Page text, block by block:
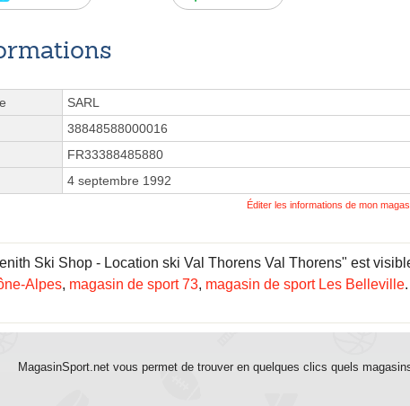
SARL
38848588000016
FR33388485880
4 septembre 1992
Éditer les informations de mon
Ski Shop - Location ski Val Thorens Val Thorens" est
Alpes, magasin de sport 73, magasin de sport Les Belleville.
MagasinSport.net vous permet de trouver en quelques clics quels